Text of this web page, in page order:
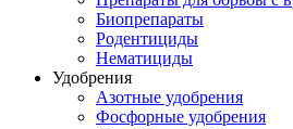
Биопрепараты
Родентициды
Нематициды
Удобрения
Азотные удобрения
Фосфорные удобрения